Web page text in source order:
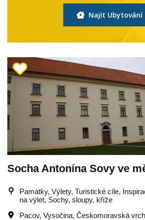
Najít Ubytování
Socha Antonína Sovy ve
Památky, Výlety, Turistické cíle,
na výlet, Sochy, sloupy, kříže
Pacov, Vysočina, Českomoravská